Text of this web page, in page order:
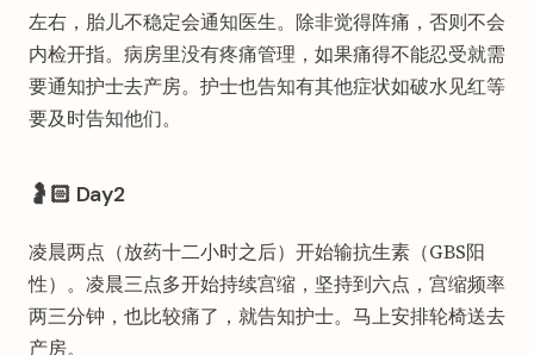
左右，胎儿不稳定会通知医生。除非觉得阵痛，否则不会
内检开指。病房里没有疼痛管理，如果痛得不能忍受就需
要通知护士去产房。护士也告知有其他症状如破水见红等
要及时告知他们。
🤰🏻 Day2
凌晨两点（放药十二小时之后）开始输抗生素（GBS阳
性）。凌晨三点多开始持续宫缩，坚持到六点，宫缩频率
两三分钟，也比较痛了，就告知护士。马上安排轮椅送去
产房。